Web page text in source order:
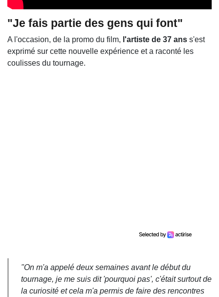
"Je fais partie des gens qui font"
A l'occasion, de la promo du film, l'artiste de 37 ans s'est
exprimé sur cette nouvelle expérience et a raconté les
coulisses du tournage.
"On m'a appelé deux semaines avant le début du
tournage, je me suis dit 'pourquoi pas', c'était surtout de
la curiosité et cela m'a permis de faire des rencontres